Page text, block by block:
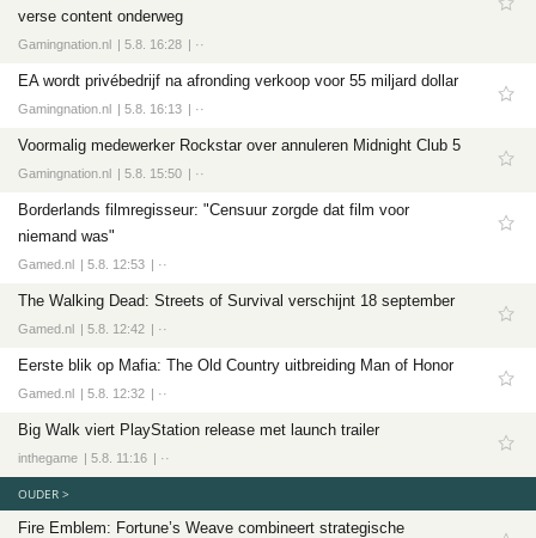
verse content onderweg
Gamingnation.nl 5.8. 16:28 ··
EA wordt privébedrijf na afronding verkoop voor 55 miljard dollar
Gamingnation.nl 5.8. 16:13 ··
Voormalig medewerker Rockstar over annuleren Midnight Club 5
Gamingnation.nl 5.8. 15:50 ··
Borderlands filmregisseur: "Censuur zorgde dat film voor
niemand was"
Gamed.nl 5.8. 12:53 ··
The Walking Dead: Streets of Survival verschijnt 18 september
Gamed.nl 5.8. 12:42 ··
Eerste blik op Mafia: The Old Country uitbreiding Man of Honor
Gamed.nl 5.8. 12:32 ··
Big Walk viert PlayStation release met launch trailer
inthegame 5.8. 11:16 ··
OUDER >
Fire Emblem: Fortune’s Weave combineert strategische